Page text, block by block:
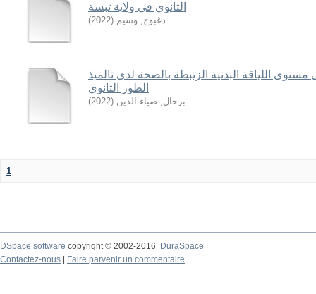
الثانوي في ولاية تبسة
دغبوج, وسيم (
2022
)
مستوى اللياقة البدنية الزتبطة بالصحة لدى تالميذ
الطور الثانوي
برحال, ضياء الدين (
2022
)
1
DSpace software copyright © 2002-2016
DuraSpace
Contactez-nous
Faire parvenir un commentaire